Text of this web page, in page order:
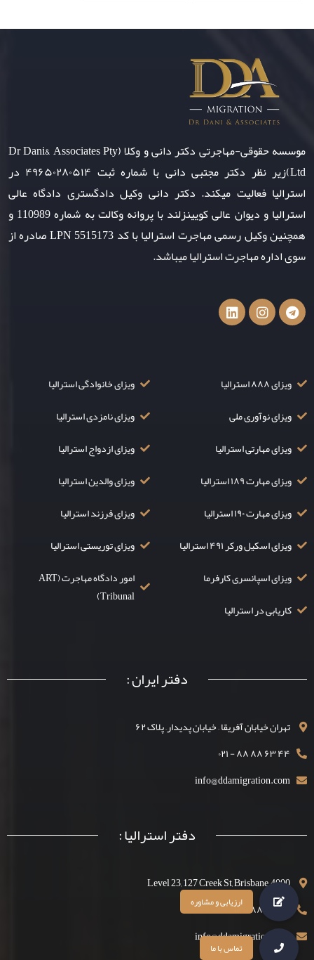
موسسه حقوقی-مهاجرتی دکتر دانی و وکلا (Dr Dani& Associates Pty
Ltd)زیر نظر دکتر مجتبی دانی با شماره ثبت ۴۹۶۵۰۲۸۰۵۱۴ در
استرالیا فعالیت میکند. دکتر دانی وکیل دادگستری دادگاه عالی
استرالیا و دیوان عالی کویینزلند با پروانه وکالت به شماره 110989 و
همچنین وکیل رسمی مهاجرت استرالیا با کد LPN 5515173 صادره از
سوی اداره مهاجرت استرالیا میباشد.
ویزای ۸۸۸ استرالیا
ویزای نوآوری ملی
ویزای مهارتی استرالیا
ویزای مهارت ۱۸۹ استرالیا
ویزای مهارت ۱۹۰ استرالیا
ویزای اسکیل ورکر ۴۹۱ استرالیا
ویزای اسپانسری کارفرما
کاریابی در استرالیا
ویزای خانوادگی استرالیا
ویزای نامزدی استرالیا
ویزای ازدواج استرالیا
ویزای والدین استرالیا
ویزای فرزند استرالیا
ویزای توریستی استرالیا
امور دادگاه مهاجرت (ART
Tribunal)
دفتر ایران :
تهران خیابان آفریقا – خیابان پدیدار– پلاک ۶۲
۴۴ ۶۳ ۸۸ ۸۸ - ۰۲۱
info@ddamigration.com
دفتر استرالیا :
Level 23, 127 Creek St, Brisbane, 4000
۴۴ ۶۳ ۸۸ ۱۳۰۰
info@ddamigration.com